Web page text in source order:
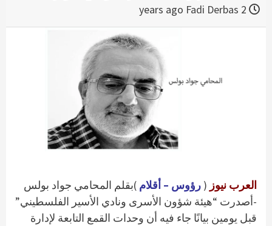
Fadi Derbas
العرب نيوز ( رؤوس – أقلام )بقلم المحامي جواد بولس
-أصدرت “هيئة شؤون الأسرى ونادي الأسير الفلسطيني”
قبل يومين بيانًا جاء فيه أن وحدات القمع التابعة لإدارة